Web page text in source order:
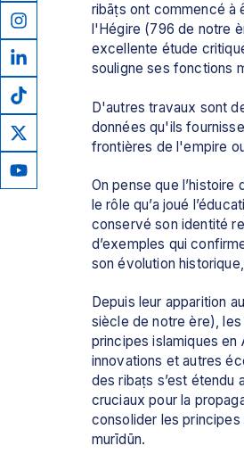
ribāṭs ont commencé à
l'Hégire (796 de notre
excellente étude
souligne ses fonctions
D'autres travaux sont
données qu'ils
frontières de l'empire
On pense que
le rôle qu’a joué
conservé son identité
d’exemples qui
son évolution
Depuis leur apparition
siècle de notre ère), les
principes islamiques
innovations et autres
des ribaṭs s’est étendu
cruciaux pour la
consolider les
murīdūn.